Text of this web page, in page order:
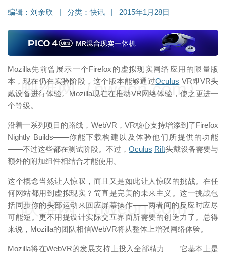
编辑： 刘余欣 分类：快讯 2015年1月28日
Mozilla先前曾展示一个Firefox的虚拟现实网络应用的限量版
本，现在仍在实验阶段，这个版本能够通过Oculus VR即VR头
戴设备进行体验。Mozilla现在在推动VR网络体验，使之更进一
个等级。
沿着一系列项目的路线，WebVR，VR核心支持增添到了Firefox
Nightly Builds——你能下载构建以及体验他们所提供的功能
——不过这些都在测试阶段。不过， Oculus Rift头戴设备需要与
额外的附加组件相结合才能使用。
这个概念当然让人惊叹，而且又是如此让人惊叹的挑战。在任
何网站都用到虚拟现实？简直是完美的未来主义。这一挑战包
括同步你的头部运动来回应屏幕操作——两者间的反应时应尽
可能短。更不用提设计实际交互界面所需要的创造力了。总得
来说，Mozilla的团队相信WebVR将从整体上增强网络体验。
Mozilla将在WebVR的发展支持上投入全部精力——它基本上是
映维网（nweon.com）
映维网（nweon.com）